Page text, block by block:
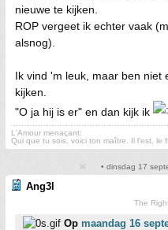
nieuwe te kijken.
ROP vergeet ik echter vaak
alsnog).
Ik vind 'm leuk, maar ben niet
kijken.
"O ja hij is er" en dan kijk ik
L'Amour menaçant:
Qui que tu sois, voici ton maître. Il l'est, le
• dinsdag 17
Ang3l
The
Op maandag 16